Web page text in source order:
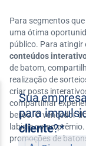
Para segmentos
uma ótima
público. Para atingir
conteúdos
de batom,
realização de
criar posts
compartilhar
beijos. O vencedor
labiais como
promoções de